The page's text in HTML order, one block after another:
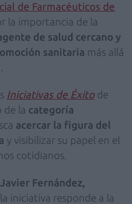
de Farmacéuticos de
la importancia de la
de salud cercano y
sanitaria más allá
Iniciativas de Éxitode
de la categoría
acercar la figura del
y visibilizar su papel en el
cotidianos.
Fernández,
, la iniciativa responde a la